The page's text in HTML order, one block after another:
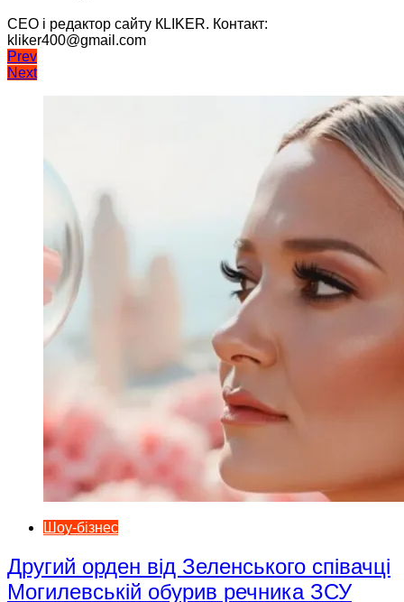
CEO і редактор сайту КLIKER. Контакт:
kliker400@gmail.com
Навігація
записів
Prev
Next
Шоу-бізнес
Другий орден від Зеленського співачці
Могилевській обурив речника ЗСУ